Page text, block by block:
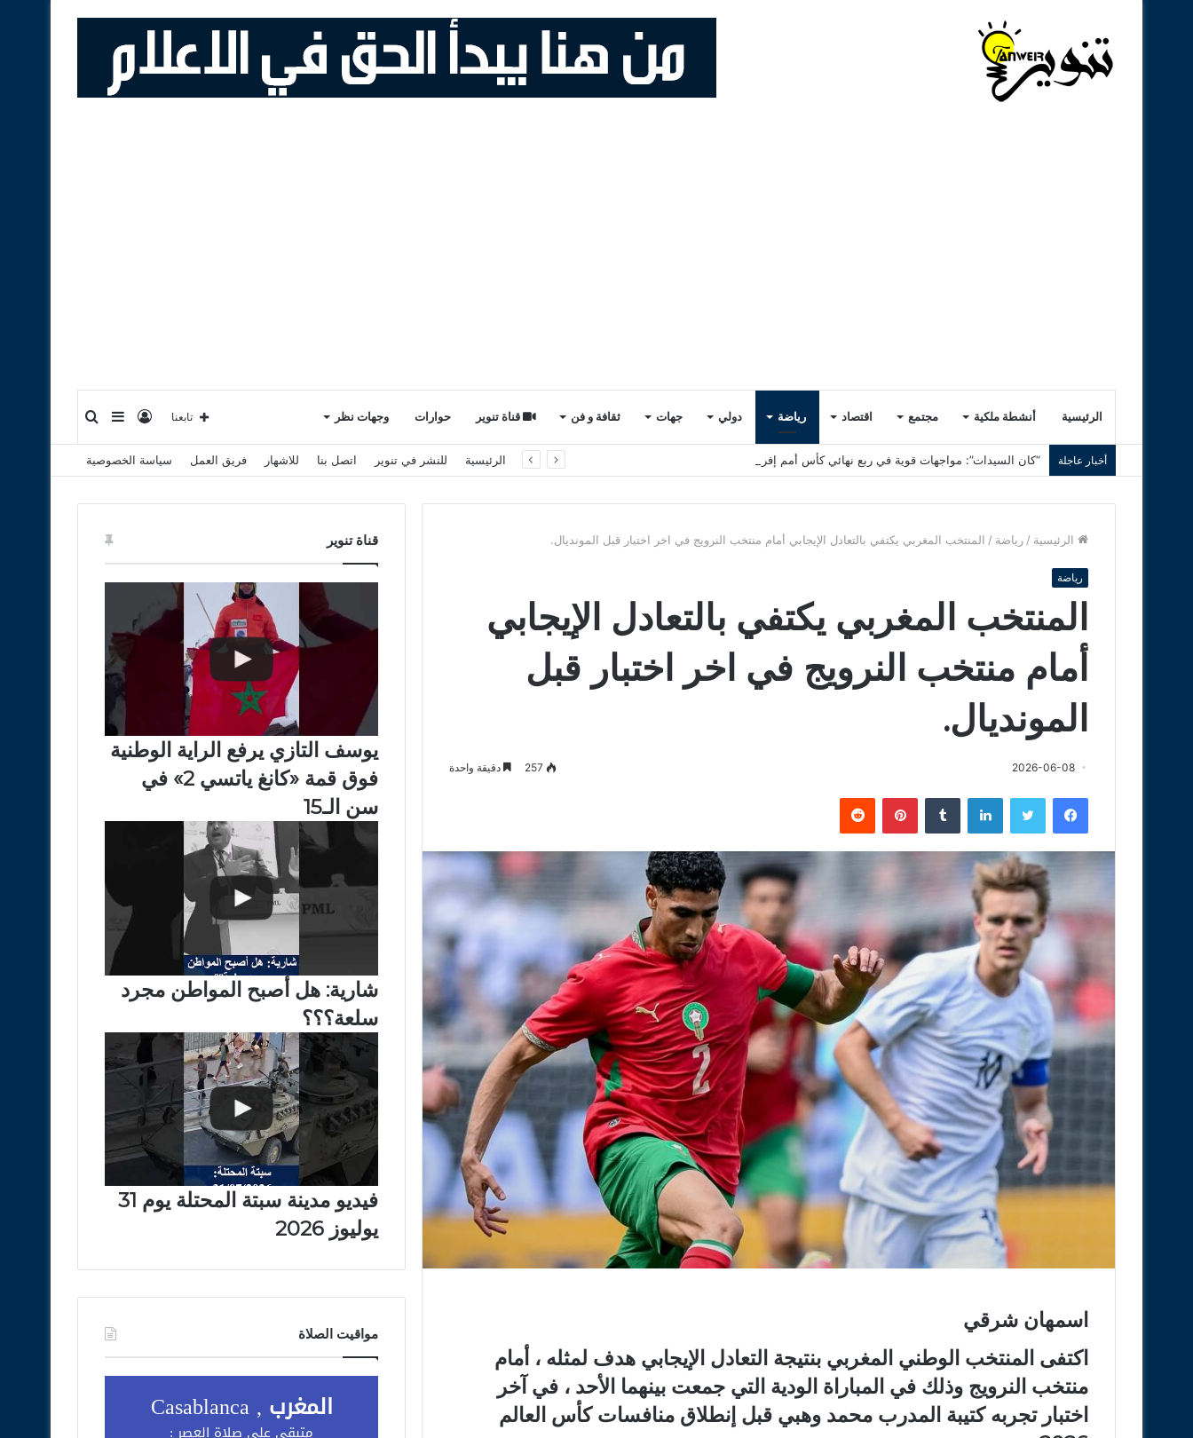
الرئيسية أنشطة ملكية مجتمع اقتصاد رياضة دولي جهات ثقافة و فن قناة تنوير حوارات وجهات نظر إضافة
عمود
تسجيل
الدخول
تابعنا
أخبار عاجلة “كان السيدات”: مواجهات قوية في ربع نهائي كأس أمم إفريقيا بالمغرب الرئيسية للنشر في تنوير اتصل بنا للاشهار فريق العمل سياسة الخصوصية
الرئيسية / رياضة / المنتخب المغربي يكتفي بالتعادل الإيجابي أمام منتخب النرويج في اخر اختبار قبل المونديال.
رياضة
المنتخب المغربي يكتفي بالتعادل الإيجابي
أمام منتخب النرويج في اخر اختبار قبل
المونديال.
2026-06-08
257 دقيقة واحدة
فيسبوك لينكدإن بينتيريست
اسمهان شرقي
اكتفى المنتخب الوطني المغربي بنتيجة التعادل الإيجابي هدف لمثله ، أمام
منتخب النرويج وذلك في المباراة الودية التي جمعت بينهما الأحد ، في آخر
اختبار تجربه كتيبة المدرب محمد وهبي قبل إنطلاق منافسات كأس العالم
قناة تنوير
يوسف التازي يرفع الراية الوطنية
فوق قمة «كانغ ياتسي 2» في
سن الـ15
شارية: هل أصبح المواطن مجرد
سلعة؟؟؟
فيديو مدينة سبتة المحتلة يوم 31
يوليوز 2026
مواقيت الصلاة